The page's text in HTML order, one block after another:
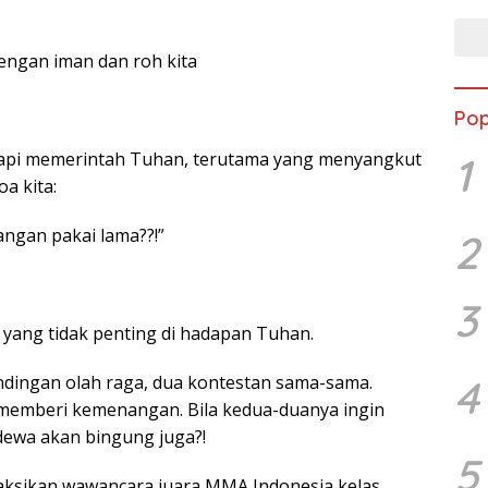
iman dan roh kita
memerintah Tuhan, terutama yang menyangkut
kita:
pakai lama??!”
tidak penting di hadapan Tuhan.
olah raga, dua kontestan sama-sama.
kemenangan. Bila kedua-duanya ingin
akan bingung juga?!
1
2
3
4
5